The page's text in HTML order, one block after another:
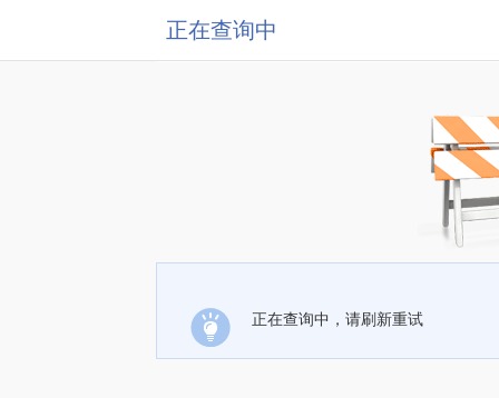
正在查询中
正在查询中，请刷新重试